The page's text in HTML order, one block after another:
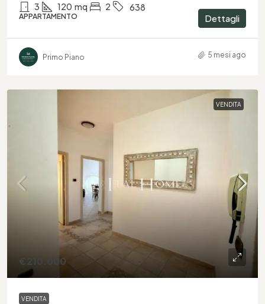
3 120 mq 2 638
APPARTAMENTO Dettagli
Primo Piano 5 mesi ago
VENDITA
€210.000
VENDITA